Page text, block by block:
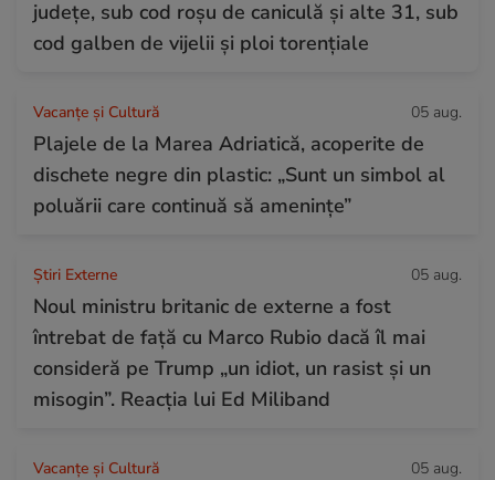
județe, sub cod roșu de caniculă și alte 31, sub
cod galben de vijelii și ploi torențiale
Vacanțe și Cultură 05 aug.
Plajele de la Marea Adriatică, acoperite de
dischete negre din plastic: „Sunt un simbol al
poluării care continuă să amenințe”
Știri Externe 05 aug.
Noul ministru britanic de externe a fost
întrebat de față cu Marco Rubio dacă îl mai
consideră pe Trump „un idiot, un rasist și un
misogin”. Reacția lui Ed Miliband
Vacanțe și Cultură 05 aug.